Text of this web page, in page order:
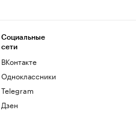
Социальные
сети
ВКонтакте
Одноклассники
Telegram
Дзен